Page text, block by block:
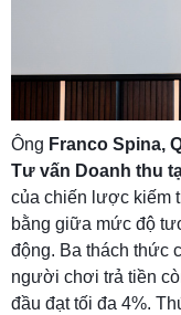
Ông Franco Spina,
Tư vấn Doanh thu
của chiến lược kiếm
bằng giữa mức độ
động. Ba thách thức
người chơi trả tiền
đầu đạt tối đa 4%.